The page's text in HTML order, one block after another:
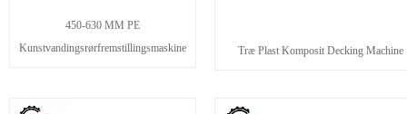
450-630 MM PE
Kunstvandingsrørfremstillingsmaskine
Træ Plast Komposit Decking Machine